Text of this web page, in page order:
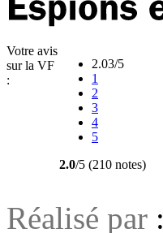
Votre avis
sur la VF
:
2.03/5
1
2
3
4
5
2.0/5 (210 notes)
Réalisé par